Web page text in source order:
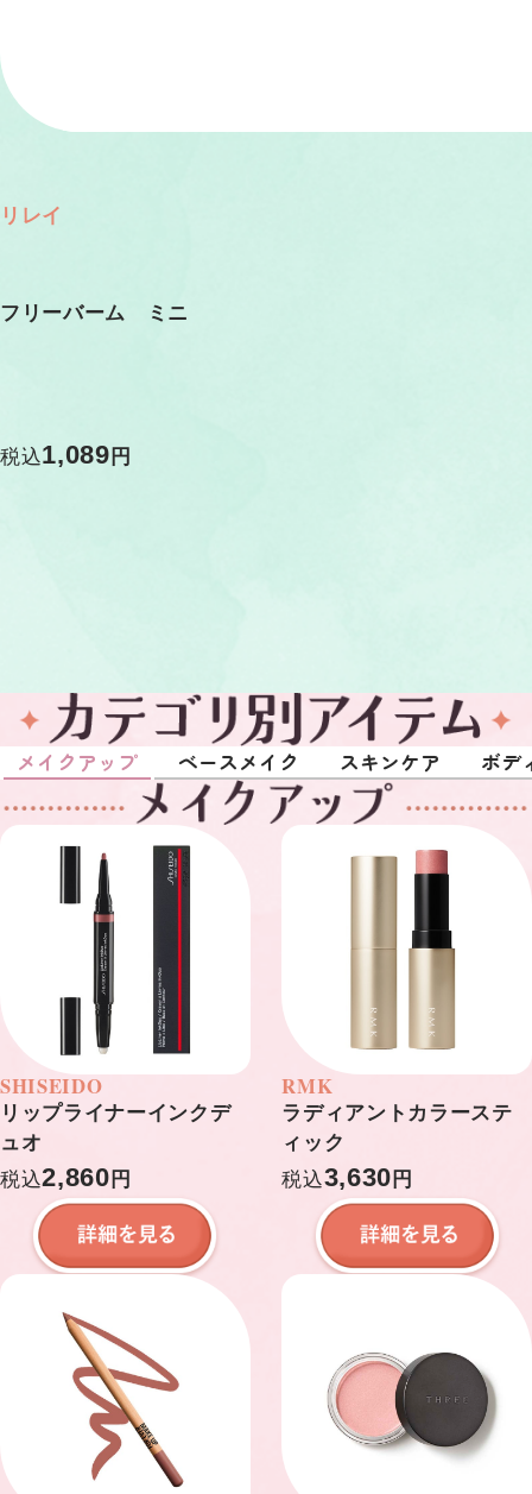
リレイ
フリーバーム ミニ
税込1,089 円
メイクアップ ベースメイク スキンケア ボデ
SHISEIDO
リップライナーインクデ
ュオ
税込2,860 円
RMK
ラディアントカラーステ
ィック
税込3,630 円